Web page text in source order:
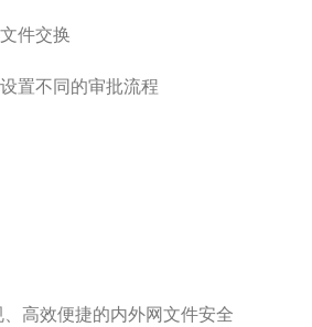
件交换
置不同的审批流程
高效便捷的内外网文件安全